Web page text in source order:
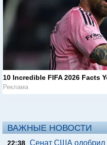
10 Incredible FIFA 2026 Facts
Реклама
ВАЖНЫЕ НОВОСТИ
22:38 Сенат США одобрил